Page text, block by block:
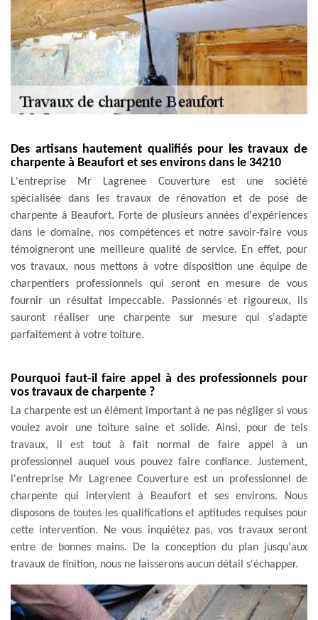
Des artisans hautement qualifiés pour les travaux de
charpente à Beaufort et ses environs dans le 34210
L'entreprise Mr Lagrenee Couverture est une société
spécialisée dans les travaux de rénovation et de pose de
charpente à Beaufort. Forte de plusieurs années d'expériences
dans le domaine, nos compétences et notre savoir-faire vous
témoigneront une meilleure qualité de service. En effet, pour
vos travaux, nous mettons à votre disposition une équipe de
charpentiers professionnels qui seront en mesure de vous
fournir un résultat impeccable. Passionnés et rigoureux, ils
sauront réaliser une charpente sur mesure qui s'adapte
parfaitement à votre toiture.
Pourquoi faut-il faire appel à des professionnels pour
vos travaux de charpente ?
La charpente est un élément important à ne pas négliger si vous
voulez avoir une toiture saine et solide. Ainsi, pour de tels
travaux, il est tout à fait normal de faire appel à un
professionnel auquel vous pouvez faire confiance. Justement,
l'entreprise Mr Lagrenee Couverture est un professionnel de
charpente qui intervient à Beaufort et ses environs. Nous
disposons de toutes les qualifications et aptitudes requises pour
cette intervention. Ne vous inquiétez pas, vos travaux seront
entre de bonnes mains. De la conception du plan jusqu'aux
travaux de finition, nous ne laisserons aucun détail s'échapper.